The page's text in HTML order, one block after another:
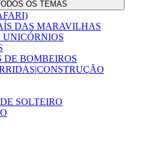
OS TEMAS
DAS MARAVILHAS
UNICÓRNIOS
DE BOMBEIROS
SOLTEIRO